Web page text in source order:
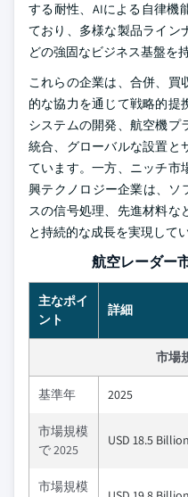
する耐性、AIによる自律機
ており、多様な製品ライン
どの強固なビジネス基盤を
これらの企業は、合併、買
的な協力を通じて戦略的提
システムの開発、航空機プ
統合、グローバルな設置と
ています。一方、ニッチ市
興テクノロジー企業は、ソ
スの信号処理、先進材料な
と持続的な成長を実現してい
航空レーダー
主なポイ
ント
詳細
市場
基準年 2025
市場規模
で 2025
USD 18.5 Billion
市場規模